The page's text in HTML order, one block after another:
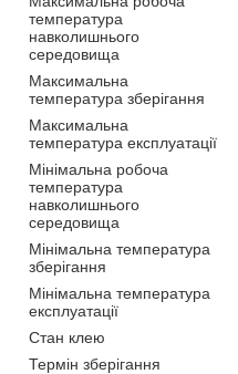
температура
навколишнього
середовища
Максимальна
температура зберігання
Максимальна
температура експлуатації
Мінімальна робоча
температура
навколишнього
середовища
Мінімальна температура
зберігання
Мінімальна температура
експлуатації
Стан клею
Термін зберігання